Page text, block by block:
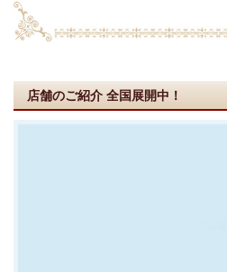
店舗のご紹介 全国展開中！